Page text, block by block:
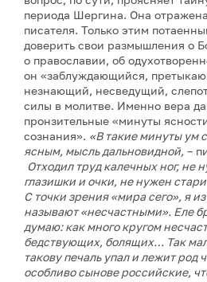
периода Шергина. Она
писателя. Только этим
доверить свои размышления о
о православии, об
он «заблуждающийся,
незнающий, несведущий,
силы в молитве. Именно вера
пронзительные «минуты
сознания». «В такие минуты ум
ясным, мысль дальновидной, –
Отходил труд калечных ног, не
глазишки и очки, не нужен
С точки зрения «мира сего», я
называют «несчастными». Еле
думаю: как много кругом
бедствующих, болящих… Так
такову печаль упал и лежит род
особливо сынове российские,